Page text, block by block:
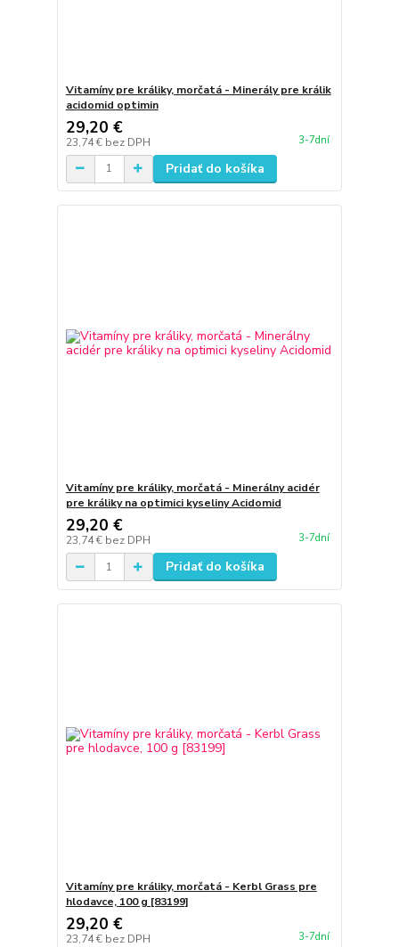
Vitamíny pre králiky, morčatá - Minerály pre králik
acidomid optimin
29,20 €
23,74 € bez DPH 3-7dní
Pridať do košíka
Vitamíny pre králiky, morčatá - Minerálny acidér
pre králiky na optimici kyseliny Acidomid
29,20 €
23,74 € bez DPH 3-7dní
Pridať do košíka
Vitamíny pre králiky, morčatá - Kerbl Grass pre
hlodavce, 100 g [83199]
29,20 €
23,74 € bez DPH 3-7dní